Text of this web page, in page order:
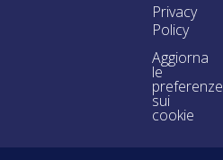
Privacy
Policy
Aggiorna
le
preferenze
sui
cookie